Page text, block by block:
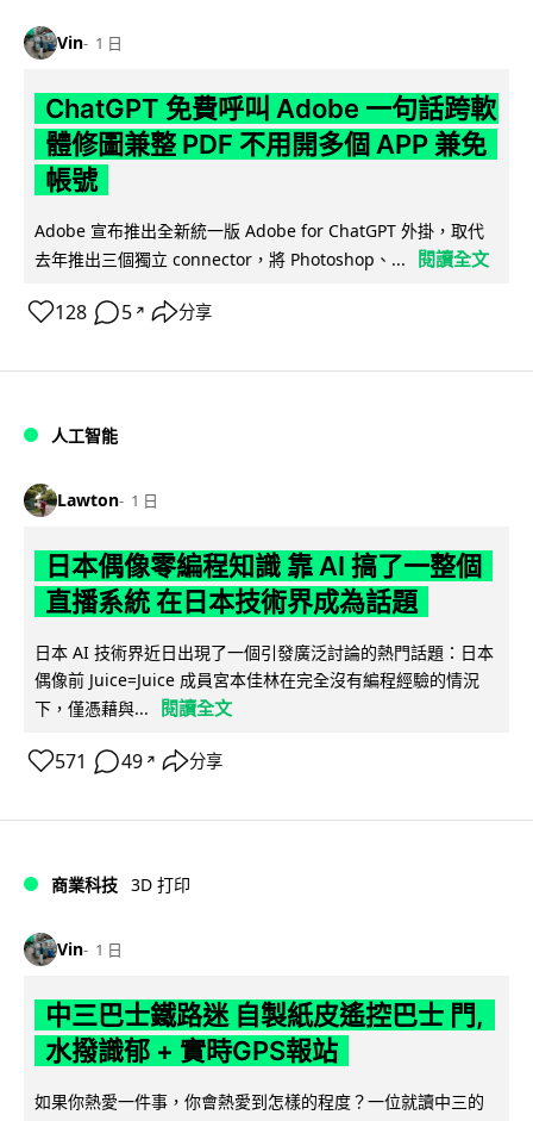
Vin 1 日
ChatGPT 免費呼叫 Adobe 一句話跨軟
體修圖兼整 PDF 不用開多個 APP 兼免
帳號
Adobe 宣布推出全新統一版 Adobe for ChatGPT 外掛，取代
去年推出三個獨立 connector，將 Photoshop、...
閱讀全文
128 5 ↗ 分享
人工智能
Lawton 1 日
日本偶像零編程知識 靠 AI 搞了一整個
直播系統 在日本技術界成為話題
日本 AI 技術界近日出現了一個引發廣泛討論的熱門話題：日本
偶像前 Juice=Juice 成員宮本佳林在完全沒有編程經驗的情況
下，僅憑藉與...
閱讀全文
571 49 ↗ 分享
商業科技 3D 打印
Vin 1 日
中三巴士鐵路迷 自製紙皮遙控巴士 門,
水撥識郁 + 實時GPS報站
如果你熱愛一件事，你會熱愛到怎樣的程度？一位就讀中三的